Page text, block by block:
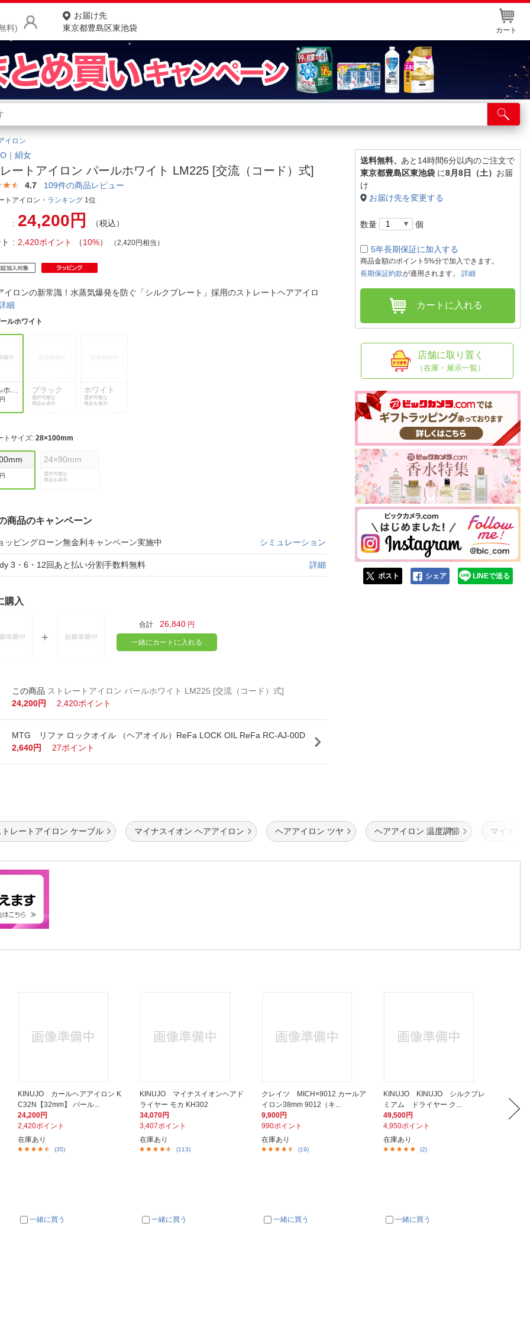
料)
お届け先
東京都豊島区東池袋
カート
商品をさがす
ランキングからさがす
お客様サポート
ご利用ガイド
よくある質問・お問合せ
ご利用規約
店舗サービス
ネット取り置き
店舗情報・店舗一覧
IR情報
イロン
｜絹女
ートアイロン パールホワイト LM225 [交流（コード）式]
4.7 109件の商品レビュー
トアイロン・ ランキング 1位
24,200円
（税込）
2,420ポイント （10%） （2,420円相当）
イロンの新常識！水蒸気爆発を防ぐ「シルクプレート」採用のストレートヘアアイロ
細
ルホワイト
ホワ
ブラック
選択可能な
商品を表示
ホワイト
選択可能な
商品を表示
トサイズ:28×100mm
24×90mm
選択可能な
商品を表示
商品のキャンペーン
ッピングローン無金利キャンペーン実施中 シミュレーション
3・6・12回あと払い分割手数料無料 詳細
購入
合計 26,840 円
一緒にカートに入れる
ストレートアイロン パールホワイト LM225 [交流（コード）式]
24,200円
2,420ポイント
MTG リファ ロックオイル （ヘアオイル）ReFa LOCK OIL ReFa RC-AJ-00D
2,640円
27ポイント
送料無料、 あと14時間6分以内のご注文で
東京都豊島区東池袋 に8月8日（土） お届
け
お届け先を変更する
数量 個
5年長期保証に加入する
商品金額のポイント5%分で加入できます。
長期保証約款が適用されます。 詳細
カートに入れる
店舗に取り置く
（在庫・展示一覧）
ポスト シェア LINEで送る
トレートアイロン ケーブル マイナスイオン ヘアアイロン ヘアアイロン ツヤ ヘアアイロン 温度調節 マイナス
KINUJO カールヘアアイロン K
C32N【32mm】 パール...
24,200円
2,420ポイント
在庫あり
(35)
一緒に買う
KINUJO マイナスイオンヘアド
ライヤー モカ KH302
34,070円
3,407ポイント
在庫あり
(113)
一緒に買う
クレイツ MICH×9012 カールア
イロン38mm 9012（キ...
9,900円
990ポイント
在庫あり
(19)
一緒に買う
KINUJO KINUJO シルクプレ
ミアム ドライヤー ク...
49,500円
4,950ポイント
在庫あり
(2)
一緒に買う
ン
22,000